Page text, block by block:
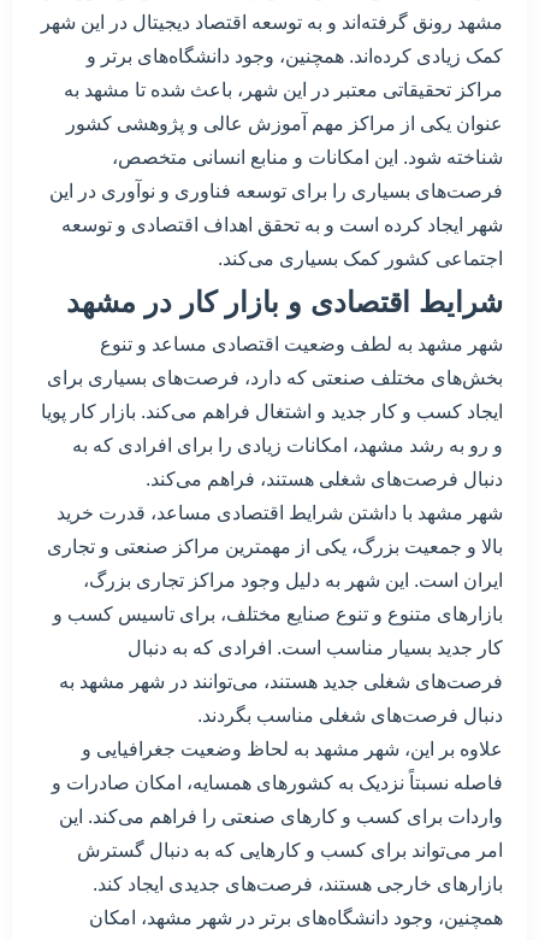
مشهد رونق گرفته‌اند و به توسعه اقتصاد دیجیتال در این شهر
کمک زیادی کرده‌اند. همچنین، وجود دانشگاه‌های برتر و
مراکز تحقیقاتی معتبر در این شهر، باعث شده تا مشهد به
عنوان یکی از مراکز مهم آموزش عالی و پژوهشی کشور
شناخته شود. این امکانات و منابع انسانی متخصص،
فرصت‌های بسیاری را برای توسعه فناوری و نوآوری در این
شهر ایجاد کرده است و به تحقق اهداف اقتصادی و توسعه
اجتماعی کشور کمک بسیاری می‌کند.
شرایط اقتصادی و بازار کار در مشهد
شهر مشهد به لطف وضعیت اقتصادی مساعد و تنوع
بخش‌های مختلف صنعتی که دارد، فرصت‌های بسیاری برای
ایجاد کسب و کار جدید و اشتغال فراهم می‌کند. بازار کار پویا
و رو به رشد مشهد، امکانات زیادی را برای افرادی که به
دنبال فرصت‌های شغلی هستند، فراهم می‌کند.
شهر مشهد با داشتن شرایط اقتصادی مساعد، قدرت خرید
بالا و جمعیت بزرگ، یکی از مهمترین مراکز صنعتی و تجاری
ایران است. این شهر به دلیل وجود مراکز تجاری بزرگ،
بازارهای متنوع و تنوع صنایع مختلف، برای تاسیس کسب و
کار جدید بسیار مناسب است. افرادی که به دنبال
فرصت‌های شغلی جدید هستند، می‌توانند در شهر مشهد به
دنبال فرصت‌های شغلی مناسب بگردند.
علاوه بر این، شهر مشهد به لحاظ وضعیت جغرافیایی و
فاصله نسبتاً نزدیک به کشورهای همسایه، امکان صادرات و
واردات برای کسب و کارهای صنعتی را فراهم می‌کند. این
امر می‌تواند برای کسب و کارهایی که به دنبال گسترش
بازارهای خارجی هستند، فرصت‌های جدیدی ایجاد کند.
همچنین، وجود دانشگاه‌های برتر در شهر مشهد، امکان